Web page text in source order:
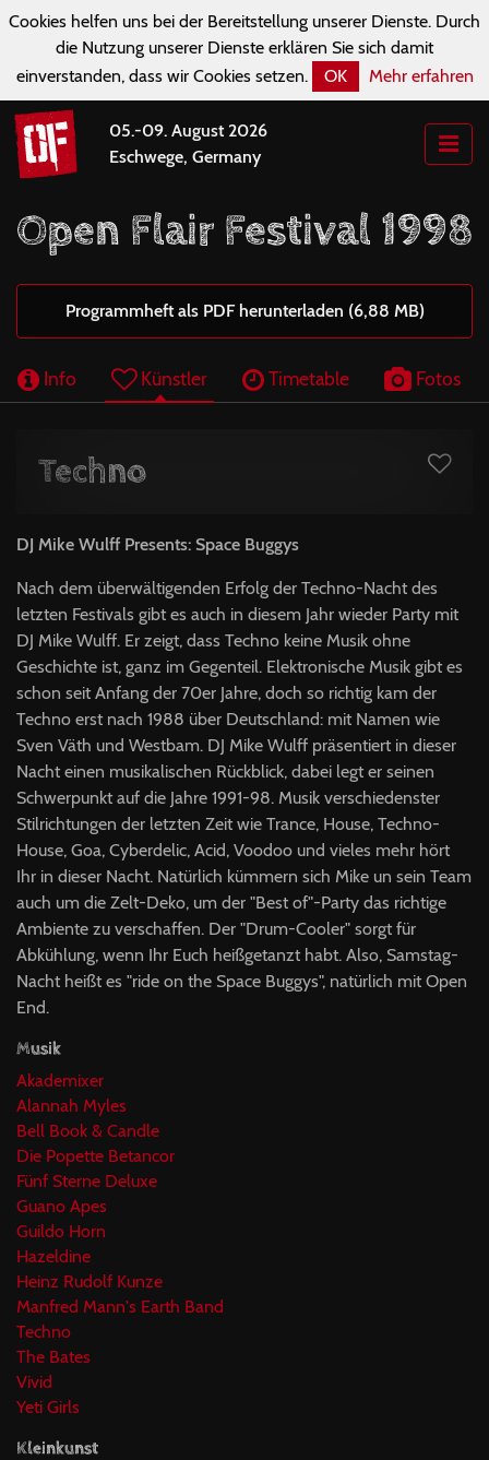
Cookies helfen uns bei der Bereitstellung unserer Dienste. Durch
die Nutzung unserer Dienste erklären Sie sich damit
einverstanden, dass wir Cookies setzen.
OK Mehr erfahren
05.-09. August 2026
Eschwege, Germany
Open Flair Festival 1998
Programmheft als PDF herunterladen (6,88 MB)
Info Künstler Timetable Fotos
Techno
DJ Mike Wulff Presents: Space Buggys
Nach dem überwältigenden Erfolg der Techno-Nacht des
letzten Festivals gibt es auch in diesem Jahr wieder Party mit
DJ Mike Wulff. Er zeigt, dass Techno keine Musik ohne
Geschichte ist, ganz im Gegenteil. Elektronische Musik gibt es
schon seit Anfang der 70er Jahre, doch so richtig kam der
Techno erst nach 1988 über Deutschland: mit Namen wie
Sven Väth und Westbam. DJ Mike Wulff präsentiert in dieser
Nacht einen musikalischen Rückblick, dabei legt er seinen
Schwerpunkt auf die Jahre 1991-98. Musik verschiedenster
Stilrichtungen der letzten Zeit wie Trance, House, Techno-
House, Goa, Cyberdelic, Acid, Voodoo und vieles mehr hört
Ihr in dieser Nacht. Natürlich kümmern sich Mike un sein Team
auch um die Zelt-Deko, um der "Best of"-Party das richtige
Ambiente zu verschaffen. Der "Drum-Cooler" sorgt für
Abkühlung, wenn Ihr Euch heißgetanzt habt. Also, Samstag-
Nacht heißt es "ride on the Space Buggys", natürlich mit Open
End.
Musik
Akademixer
Alannah Myles
Bell Book & Candle
Die Popette Betancor
Fünf Sterne Deluxe
Guano Apes
Guildo Horn
Hazeldine
Heinz Rudolf Kunze
Manfred Mann's Earth Band
Techno
The Bates
Vivid
Yeti Girls
Kleinkunst